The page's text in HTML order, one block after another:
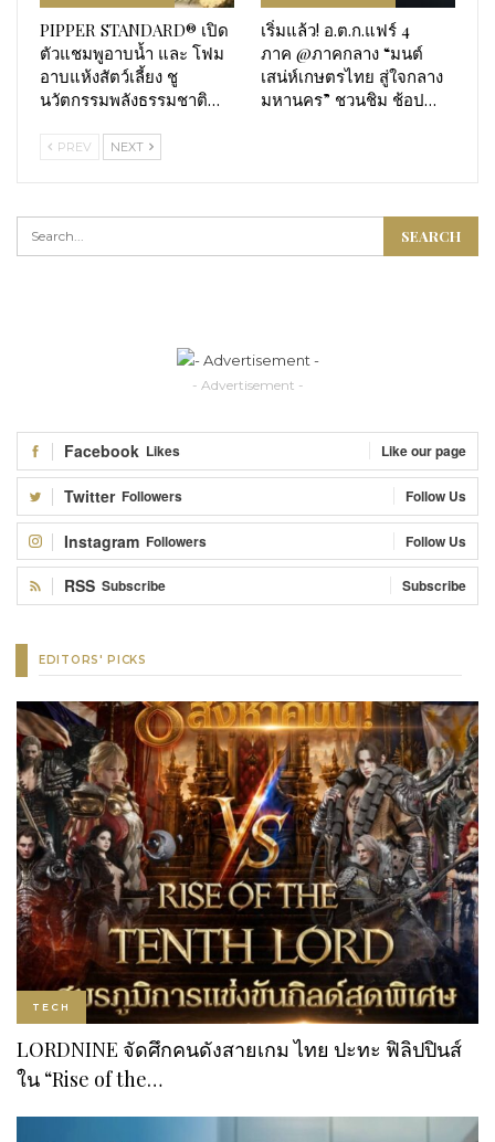
PIPPER STANDARD® เปิด
ตัวแชมพูอาบน้ำ และ โฟม
อาบแห้งสัตว์เลี้ยง ชู
นวัตกรรมพลังธรรมชาติ…
เริ่มแล้ว! อ.ต.ก.แฟร์ 4
ภาค @ภาคกลาง “มนต์
เสน่ห์เกษตรไทย สู่ใจกลาง
มหานคร” ชวนชิม ช้อป…
PREV NEXT
- Advertisement -
Facebook Likes Like our page
Twitter Followers Follow Us
Instagram Followers Follow Us
RSS Subscribe Subscribe
EDITORS' PICKS
TECH
LORDNINE จัดศึกคนดังสายเกม ไทย ปะทะ ฟิลิปปินส์
ใน “Rise of the…